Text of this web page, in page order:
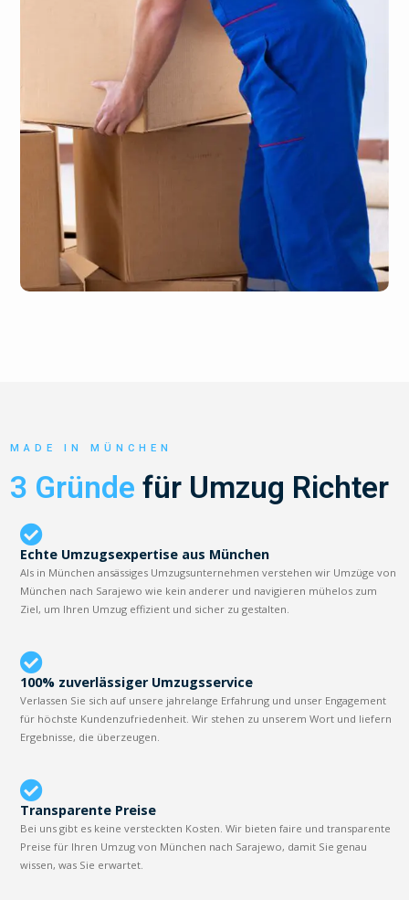
MADE IN MÜNCHEN
3 Gründe für Umzug Richter
Echte Umzugsexpertise aus München
Als in München ansässiges Umzugsunternehmen verstehen wir Umzüge von
München nach Sarajewo wie kein anderer und navigieren mühelos zum
Ziel, um Ihren Umzug effizient und sicher zu gestalten.
100% zuverlässiger Umzugsservice
Verlassen Sie sich auf unsere jahrelange Erfahrung und unser Engagement
für höchste Kundenzufriedenheit. Wir stehen zu unserem Wort und liefern
Ergebnisse, die überzeugen.
Transparente Preise
Bei uns gibt es keine versteckten Kosten. Wir bieten faire und transparente
Preise für Ihren Umzug von München nach Sarajewo, damit Sie genau
wissen, was Sie erwartet.